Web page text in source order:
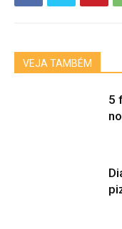
VEJA TAMBÉM
5